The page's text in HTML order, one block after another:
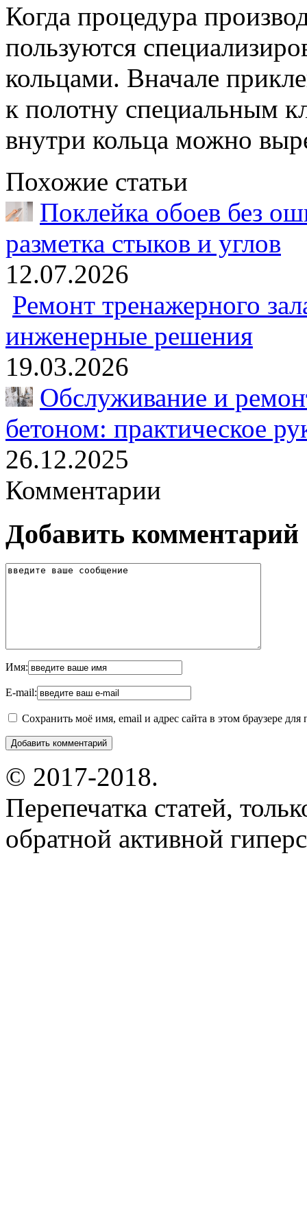
Когда процедура
пользуются
кольцами. Вначале
к полотну специальным
внутри кольца можно
Похожие статьи
Поклейка обоев без
разметка стыков и углов
12.07.2026
Ремонт тренажерного
инженерные решения
19.03.2026
Обслуживание и
бетоном: практическое
26.12.2025
Комментарии
Добавить комментарий
Имя:
E-mail:
Сохранить моё имя, email и адрес сайта в этом браузере
© 2017-2018.
Перепечатка статей,
обратной активной